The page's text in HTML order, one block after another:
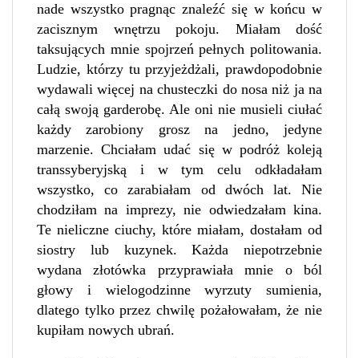
nade wszystko pragnąc znaleźć się w końcu w
zacisznym wnętrzu pokoju. Miałam dość
taksujących mnie spojrzeń pełnych politowania.
Ludzie, którzy tu przyjeżdżali, prawdopodobnie
wydawali więcej na chusteczki do nosa niż ja na
całą swoją garderobę. Ale oni nie musieli ciułać
każdy zarobiony grosz na jedno, jedyne
marzenie. Chciałam udać się w podróż koleją
transsyberyjską i w tym celu odkładałam
wszystko, co zarabiałam od dwóch lat. Nie
chodziłam na imprezy, nie odwiedzałam kina.
Te nieliczne ciuchy, które miałam, dostałam od
siostry lub kuzynek. Każda niepotrzebnie
wydana złotówka przyprawiała mnie o ból
głowy i wielogodzinne wyrzuty sumienia,
dlatego tylko przez chwilę pożałowałam, że nie
kupiłam nowych ubrań.